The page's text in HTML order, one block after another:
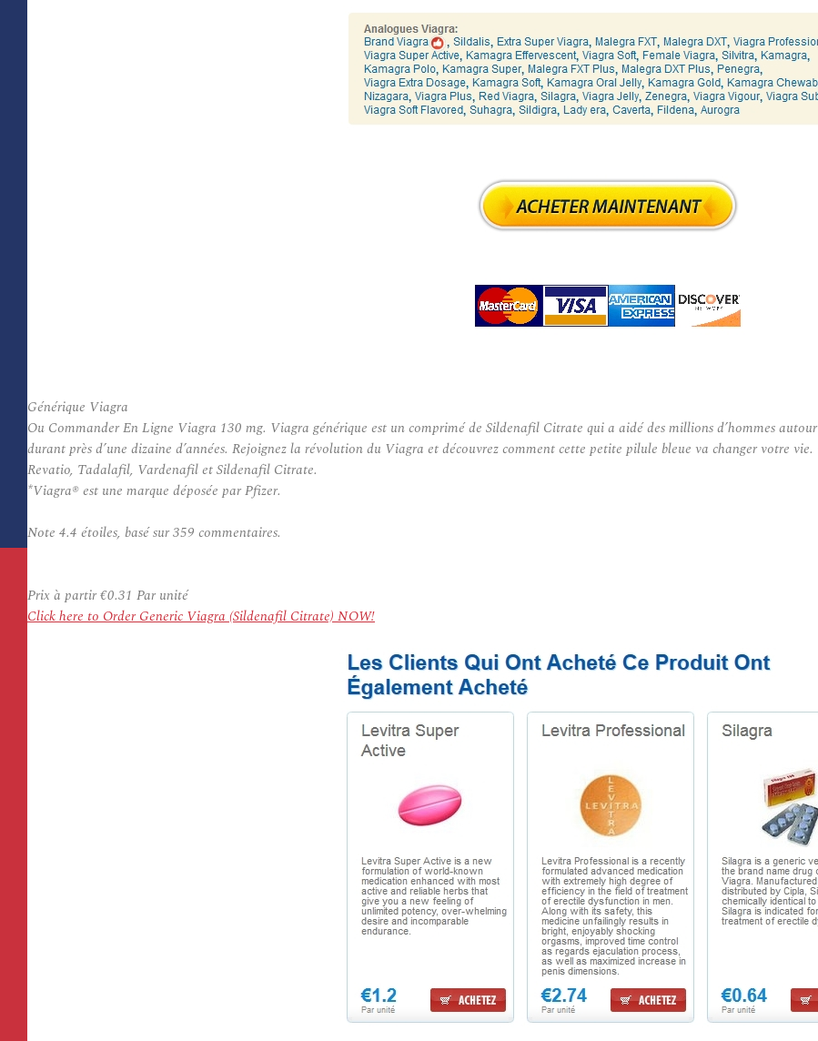
Générique Viagra
Ou Commander En Ligne Viagra 130 mg. Viagra générique est un comprimé de Sildenafil Citrate qui a aidé des millions d’hommes
durant près d’une dizaine d’années. Rejoignez la révolution du Viagra et découvrez comment cette petite pilule bleue va changer votre
Revatio, Tadalafil, Vardenafil et Sildenafil Citrate.
*Viagra® est une marque déposée par Pfizer.
Note 4.4 étoiles, basé sur359 commentaires.
Prix à partir€0.31 Par unité
Click here to Order Generic Viagra (Sildenafil Citrate) NOW!